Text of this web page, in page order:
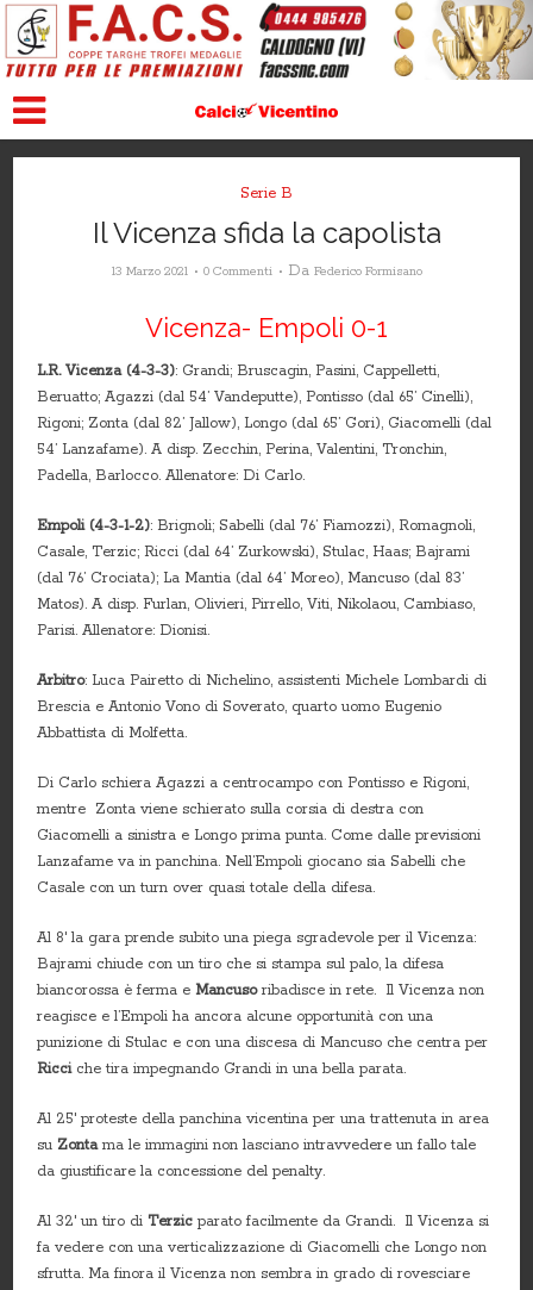
Serie B
Il Vicenza sfida la capolista
13 Marzo 2021 0 Commenti Da Federico Formisano
Vicenza- Empoli 0-1
L.R. Vicenza (4-3-3): Grandi; Bruscagin, Pasini, Cappelletti,
Beruatto; Agazzi (dal 54’ Vandeputte), Pontisso (dal 65’ Cinelli),
Rigoni; Zonta (dal 82’ Jallow), Longo (dal 65’ Gori), Giacomelli (dal
54’ Lanzafame). A disp. Zecchin, Perina, Valentini, Tronchin,
Padella, Barlocco. Allenatore: Di Carlo.
Empoli (4-3-1-2): Brignoli; Sabelli (dal 76’ Fiamozzi), Romagnoli,
Casale, Terzic; Ricci (dal 64’ Zurkowski), Stulac, Haas; Bajrami
(dal 76’ Crociata); La Mantia (dal 64’ Moreo), Mancuso (dal 83’
Matos). A disp. Furlan, Olivieri, Pirrello, Viti, Nikolaou, Cambiaso,
Parisi. Allenatore: Dionisi.
Arbitro: Luca Pairetto di Nichelino, assistenti Michele Lombardi di
Brescia e Antonio Vono di Soverato, quarto uomo Eugenio
Abbattista di Molfetta.
Di Carlo schiera Agazzi a centrocampo con Pontisso e Rigoni,
mentre Zonta viene schierato sulla corsia di destra con
Giacomelli a sinistra e Longo prima punta. Come dalle previsioni
Lanzafame va in panchina. Nell’Empoli giocano sia Sabelli che
Casale con un turn over quasi totale della difesa.
Al 8′ la gara prende subito una piega sgradevole per il Vicenza:
Bajrami chiude con un tiro che si stampa sul palo, la difesa
biancorossa è ferma eMancusoribadisce in rete. Il Vicenza non
reagisce e l’Empoli ha ancora alcune opportunità con una
punizione di Stulac e con una discesa di Mancuso che centra per
Ricciche tira impegnando Grandi in una bella parata.
Al 25′ proteste della panchina vicentina per una trattenuta in area
su Zontama le immagini non lasciano intravvedere un fallo tale
da giustificare la concessione del penalty.
Al 32′ un tiro di Terzic parato facilmente da Grandi. Il Vicenza si
fa vedere con una verticalizzazione di Giacomelli che Longo non
sfrutta. Ma finora il Vicenza non sembra in grado di rovesciare